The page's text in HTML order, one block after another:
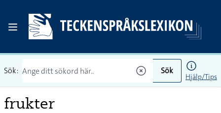
Sök: Sök
Hjälp/Tips
frukter